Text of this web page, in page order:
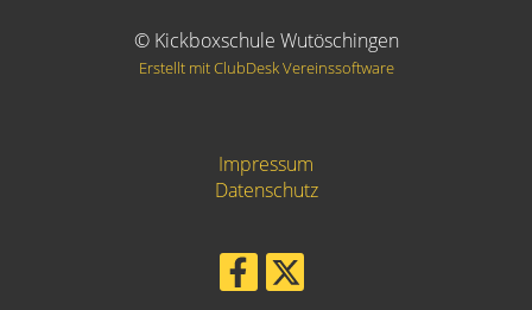
© Kickboxschule Wutöschingen
Erstellt mit ClubDesk Vereinssoftware
Impressum
Datenschutz